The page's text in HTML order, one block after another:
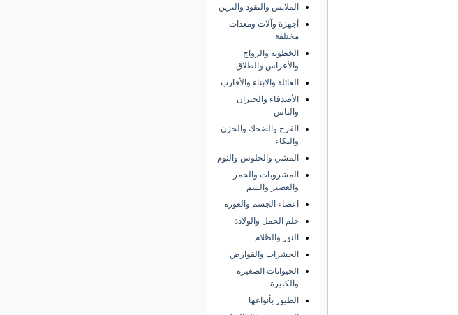
الملابس والنقود والتزين
أجهزة وآلات ومعدات
مختلفة
الخطوبة والزواج
والأعراس والطلاق
العائلة والابناء والأقارب
الأصدقاء والجيران
والناس
الفرح والضحك والحزن
والبكاء
المشي والجلوس والنوم
المشروبات والخمر
والعصير والسم
اعضاء الجسم والعورة
حلم الحمل والولادة
النور والظلام
الحشرات والقوارض
الحيوانات الصغيرة
والكبيرة
الطيور بأنواعها